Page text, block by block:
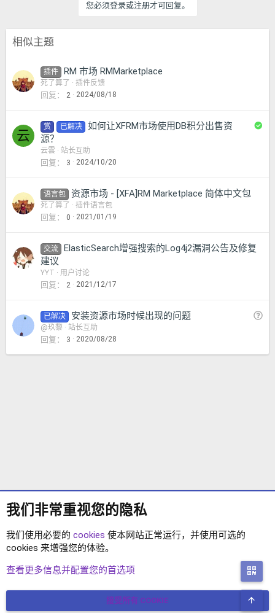
您必须登录或注册才可回复。
相似主题
插件 RM 市场 RMMarketplace
死了算了 插件反馈
回复 2 2024/08/18
云
赏 已解决
如何让XFRM市场使用DB积分出售资
源？
云雲 站长互助
回复 3 2024/10/20
语言包 资源市场 - [XFA]RM Marketplace 简体中文包
死了算了 插件语言包
回复 0 2021/01/19
交流
ElasticSearch增强搜索的Log4j2漏洞公告及修复
建议
YYT 用户讨论
回复 2 2021/12/17
问
已解决 安装资源市场时候出现的问题
@玖黎 站长互助
回复 3 2020/08/28
插件反馈
简体中文 联系我们
我们非常重视您的隐私
我们使用必要的 cookies 使本网站正常运行，并使用可选的
cookies 来增强您的体验。
查看更多信息并配置您的首选项
接受所有 COOKIE